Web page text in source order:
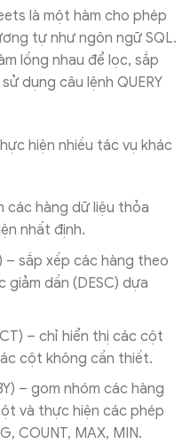
là một hàm cho phép
tự như ngôn ngữ SQL.
lồng nhau để lọc, sắp
dụng câu lệnh QUERY
hiện nhiều tác vụ khác
các hàng dữ liệu thỏa
nhất định.
– sắp xếp các hàng theo
dần (DESC) dựa
– chỉ hiển thị các cột
cột không cần thiết.
– gom nhóm các hàng
và thực hiện các phép
COUNT, MAX, MIN.